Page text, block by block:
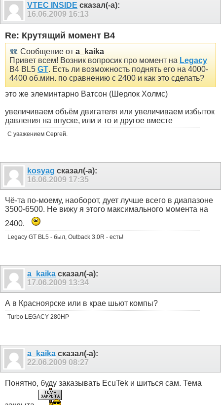
VTEC INSIDE сказал(-а):
16.06.2009 16:13
Re: Крутящий момент B4
Сообщение от a_kaika
Привет всем! Возник вопросик про момент на Legacy
B4 BL5 GT. Есть ли возможность поднять его на 4000-
4400 об.мин. по сравнению с 2400 и как это сделать?
это же элеминтарно Ватсон (Шерлок Холмс)
увеличиваем объём двигателя или увеличиваем избыток
давления на впуске, или и то и другое вместе
С уважением Сергей.
kosyag сказал(-а):
16.06.2009 17:35
Чё-та по-моему, наоборот, дует лучше всего в диапазоне
3500-6500. Не вижу я этого максимального момента на
2400.
Legacy GT BL5 - был, Outback 3.0R - есть!
a_kaika сказал(-а):
17.06.2009 13:34
А в Красноярске или в крае шьют компы?
Turbo LEGACY 280HP
a_kaika сказал(-а):
22.06.2009 08:27
Понятно, буду заказывать EcuTek и шиться сам. Тема